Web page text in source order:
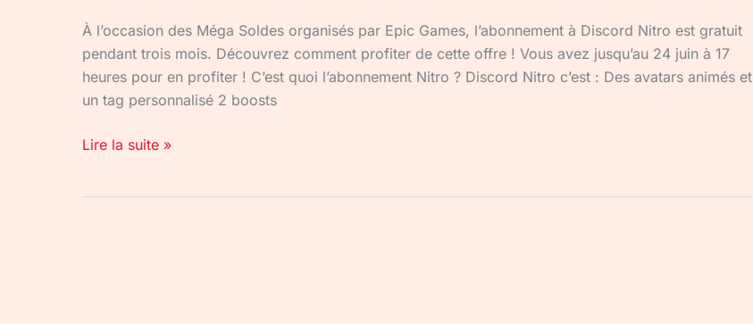
À l’occasion des Méga Soldes organisés par Epic Games, l’abonnement à Discord Nitro est gratuit
pendant trois mois. Découvrez comment profiter de cette offre ! Vous avez jusqu’au 24 juin à 17
heures pour en profiter ! C’est quoi l’abonnement Nitro ? Discord Nitro c’est : Des avatars animés et
un tag personnalisé 2 boosts
Lire la suite »